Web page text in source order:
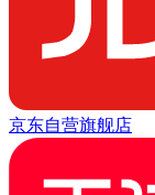
京东自营旗舰店